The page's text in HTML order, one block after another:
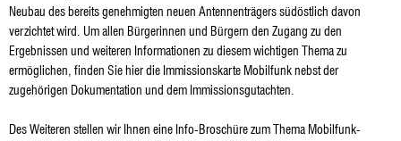
Neubau des bereits genehmigten neuen Antennenträgers südöstlich davon
verzichtet wird. Um allen Bürgerinnen und Bürgern den Zugang zu den
Ergebnissen und weiteren Informationen zu diesem wichtigen Thema zu
ermöglichen, finden Sie hier die Immissionskarte Mobilfunk nebst der
zugehörigen Dokumentation und dem Immissionsgutachten.
Des Weiteren stellen wir Ihnen eine Info-Broschüre zum Thema Mobilfunk-